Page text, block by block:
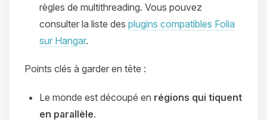
règles de multithreading. Vous pouvez
consulter la liste des plugins compatibles Folia
sur Hangar.
Points clés à garder en tête :
Le monde est découpé en régions qui tiquent
en parallèle.